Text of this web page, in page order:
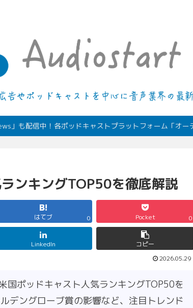
」も配信中！各ポッドキャストプラットフォーム「オー
ンキングTOP50を徹底解説
はてブ 0 Pocket 0
LinkedIn
コピー
2026.05.29
ポッドキャスト人気ランキングTOP50を
デングローブ賞の影響など、注目トレンド